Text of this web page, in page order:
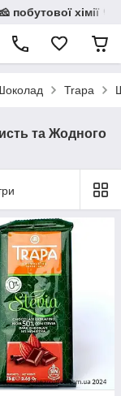
хімії 🧼
Trapa
та Жодного